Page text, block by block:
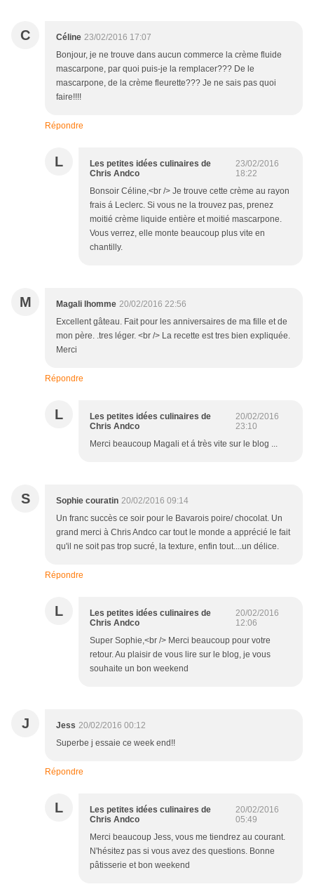
C Céline 23/02/2016 17:07
Bonjour, je ne trouve dans aucun commerce la crème fluide
mascarpone, par quoi puis-je la remplacer??? De le
mascarpone, de la crème fleurette??? Je ne sais pas quoi
faire!!!!
Répondre
L
Les petites idées culinaires de
Chris Andco
23/02/2016
18:22
Bonsoir Céline,<br /> Je trouve cette crème au rayon
frais á Leclerc. Si vous ne la trouvez pas, prenez
moitié crème liquide entière et moitié mascarpone.
Vous verrez, elle monte beaucoup plus vite en
chantilly.
M Magali lhomme 20/02/2016 22:56
Excellent gâteau. Fait pour les anniversaires de ma fille et de
mon père. .tres léger. <br /> La recette est tres bien expliquée.
Merci
Répondre
L
Les petites idées culinaires de
Chris Andco
20/02/2016
23:10
Merci beaucoup Magali et á très vite sur le blog ...
S Sophie couratin 20/02/2016 09:14
Un franc succès ce soir pour le Bavarois poire/ chocolat. Un
grand merci à Chris Andco car tout le monde a apprécié le fait
qu'il ne soit pas trop sucré, la texture, enfin tout....un délice.
Répondre
L
Les petites idées culinaires de
Chris Andco
20/02/2016
12:06
Super Sophie,<br /> Merci beaucoup pour votre
retour. Au plaisir de vous lire sur le blog, je vous
souhaite un bon weekend
J Jess 20/02/2016 00:12
Superbe j essaie ce week end!!
Répondre
L
Les petites idées culinaires de
Chris Andco
20/02/2016
05:49
Merci beaucoup Jess, vous me tiendrez au courant.
N'hésitez pas si vous avez des questions. Bonne
pâtisserie et bon weekend